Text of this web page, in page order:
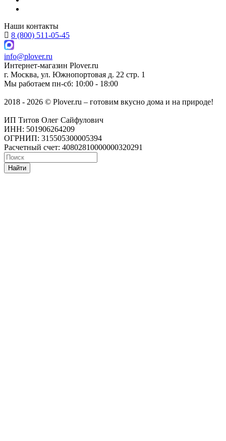
Наши контакты
8 (800) 511-05-45
info@plover.ru
Интернет-магазин Plover.ru
г. Москва, ул. Южнопортовая д. 22 стр. 1
Мы работаем пн-сб: 10:00 - 18:00
2018 - 2026 © Plover.ru – готовим вкусно дома и на природе!
ИП Титов Олег Сайфулович
ИНН: 501906264209
ОГРНИП: 315505300005394
Расчетный счет: 40802810000000320291
Найти